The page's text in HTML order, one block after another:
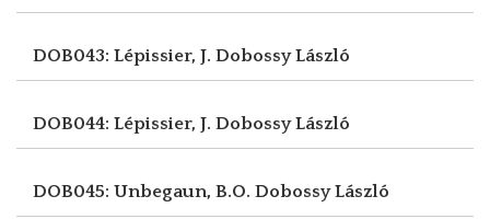
DOB043: Lépissier, J. Dobossy László
DOB044: Lépissier, J. Dobossy László
DOB045: Unbegaun, B.O. Dobossy László